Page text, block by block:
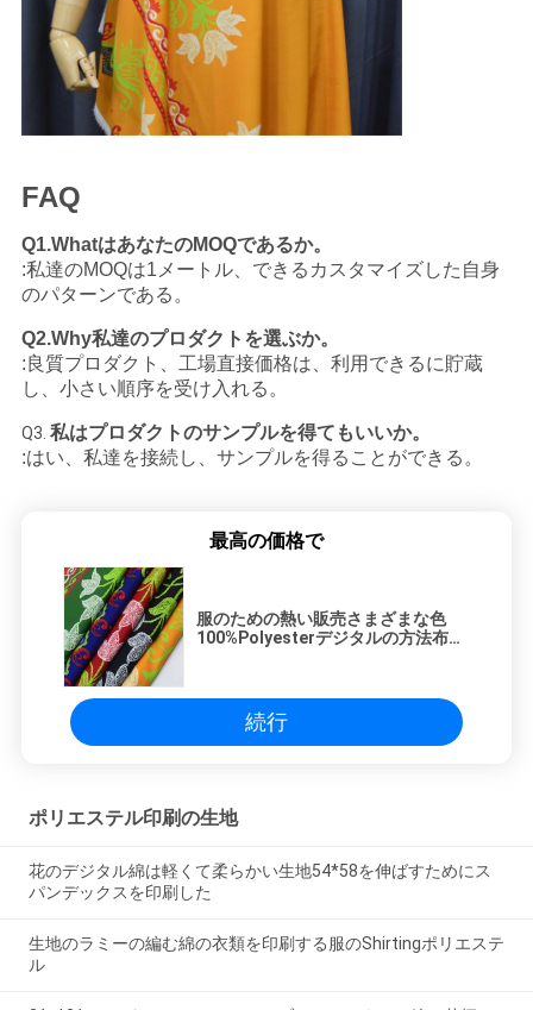
FAQ
Q1.WhatはあなたのMOQであるか。
:私達のMOQは1メートル、できる カスタマイズした 自身
のパターンである。
Q2.Why私達のプロダクトを選ぶか。
:良質プロダクト、工場直接価格は、利用できるに貯蔵
し、小さい順序を受け入れる。
Q3. 私はプロダクトのサンプルを得てもいいか。
:はい、私達を接続し、サンプルを得ることができる。
最高の価格で
服のための熱い販売さまざまな色
100%Polyesterデジタルの方法布の
続行
ポリエステル印刷の生地
花のデジタル綿は軽くて柔らかい生地54*58を伸ばすためにス
パンデックスを印刷した
生地のラミーの編む綿の衣類を印刷する服のShirtingポリエステ
ル